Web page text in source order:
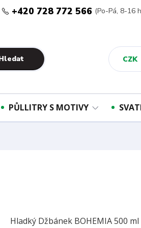
CZK
+420 728 772 566 (Po-Pá, 8-16
PŮLLITRY S MOTIVY
Hladký Džbánek BOHEMIA 500